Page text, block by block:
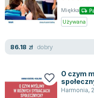
Podręczniki dla
Repetytoria, testy i
Jaś Kapela
Agatha Christie
Marcin Kowalczyk
Joanna Jabłczyńska
Piotr Kościelny
Miękka
Używana
86.18 zł dobry
O czym
Harmonia,